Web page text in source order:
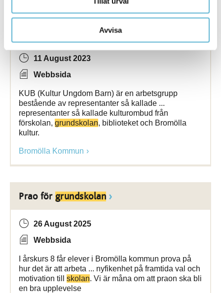
Avvisa
11 August 2023
Webbsida
KUB (Kultur Ungdom Barn) är en arbetsgrupp
bestående av representanter så kallade ...
representanter så kallade kulturombud från
förskolan, grundskolan, biblioteket och Bromölla
kultur.
Bromölla Kommun
Prao för grundskolan
26 August 2025
Webbsida
I årskurs 8 får elever i Bromölla kommun prova på
hur det är att arbeta ... nyfikenhet på framtida val och
motivation till skolan. Vi är måna om att praon ska bli
en bra upplevelse